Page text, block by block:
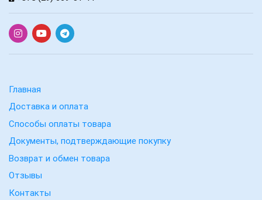
Главная
Доставка и оплата
Способы оплаты товара
Документы, подтверждающие покупку
Возврат и обмен товара
Отзывы
Контакты